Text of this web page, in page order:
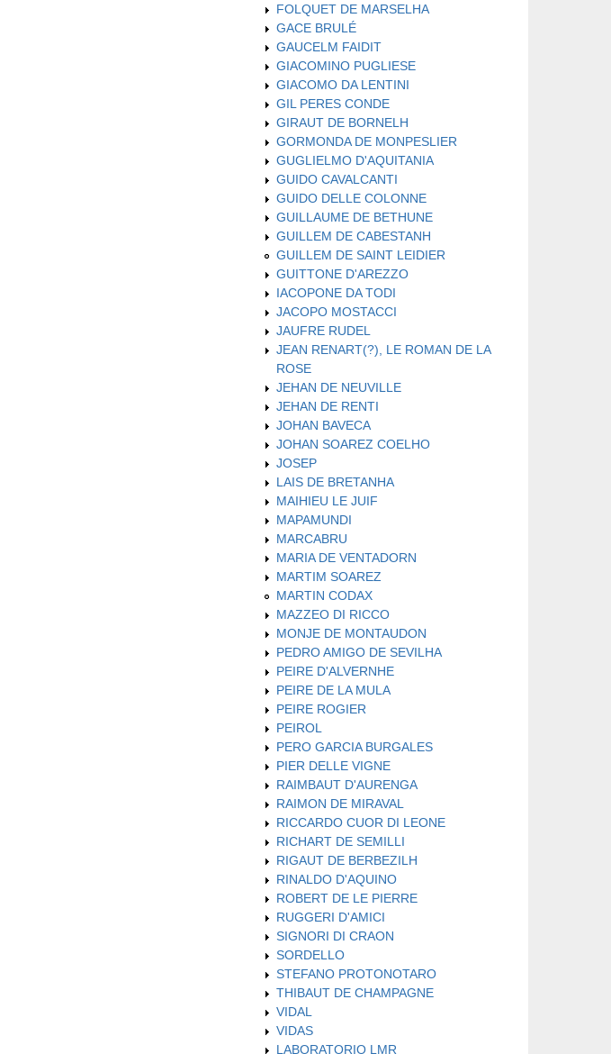
FOLQUET DE MARSELHA
GACE BRULÉ
GAUCELM FAIDIT
GIACOMINO PUGLIESE
GIACOMO DA LENTINI
GIL PERES CONDE
GIRAUT DE BORNELH
GORMONDA DE MONPESLIER
GUGLIELMO D'AQUITANIA
GUIDO CAVALCANTI
GUIDO DELLE COLONNE
GUILLAUME DE BETHUNE
GUILLEM DE CABESTANH
GUILLEM DE SAINT LEIDIER
GUITTONE D'AREZZO
IACOPONE DA TODI
JACOPO MOSTACCI
JAUFRE RUDEL
JEAN RENART(?), LE ROMAN DE LA
ROSE
JEHAN DE NEUVILLE
JEHAN DE RENTI
JOHAN BAVECA
JOHAN SOAREZ COELHO
JOSEP
LAIS DE BRETANHA
MAIHIEU LE JUIF
MAPAMUNDI
MARCABRU
MARIA DE VENTADORN
MARTIM SOAREZ
MARTIN CODAX
MAZZEO DI RICCO
MONJE DE MONTAUDON
PEDRO AMIGO DE SEVILHA
PEIRE D'ALVERNHE
PEIRE DE LA MULA
PEIRE ROGIER
PEIROL
PERO GARCIA BURGALES
PIER DELLE VIGNE
RAIMBAUT D'AURENGA
RAIMON DE MIRAVAL
RICCARDO CUOR DI LEONE
RICHART DE SEMILLI
RIGAUT DE BERBEZILH
RINALDO D'AQUINO
ROBERT DE LE PIERRE
RUGGERI D'AMICI
SIGNORI DI CRAON
SORDELLO
STEFANO PROTONOTARO
THIBAUT DE CHAMPAGNE
VIDAL
VIDAS
LABORATORIO LMR